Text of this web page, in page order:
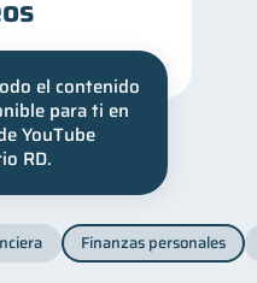
el contenido
para ti en
YouTube
RD.
Finanzas personales